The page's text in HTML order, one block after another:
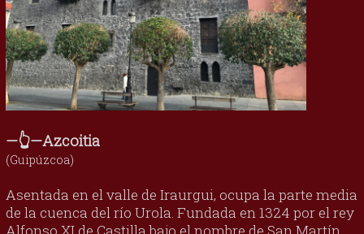
—👆—Azcoitia
(Guipúzcoa)
Asentada en el valle de Iraurgui, ocupa la parte media
de la cuenca del río Urola. Fundada en 1324 por el rey